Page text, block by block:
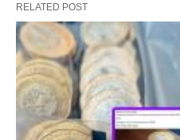
RELATED POST